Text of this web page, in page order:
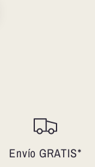
Envío GRATIS*